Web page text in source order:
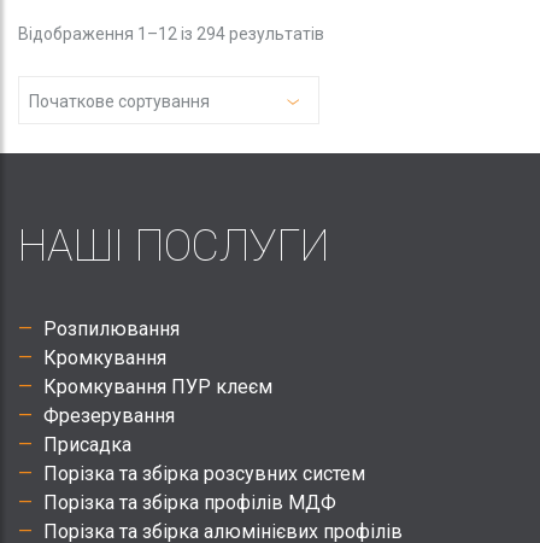
Відображення 1–12 із 294 результатів
Початкове сортування
НАШІ ПОСЛУГИ
Розпилювання
Кромкування
Кромкування ПУР клеєм
Фрезерування
Присадка
Порізка та збірка розсувних систем
Порізка та збірка профілів МДФ
Порізка та збірка алюмінієвих профілів